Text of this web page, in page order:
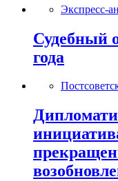
Экспресс-
Судебный
года